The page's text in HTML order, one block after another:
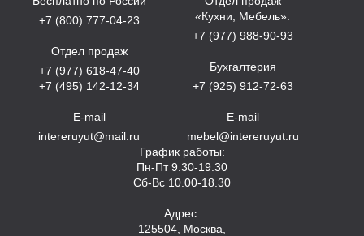
+7 (800) 777-04-23
Отдел продаж
+7 (977) 618-47-40
+7 (495) 142-12-34
E-mail
intereruyut@mail.ru
«Кухни, Мебель»:
+7 (977) 988-90-93
Бухгалтерия
+7 (925) 912-72-63
E-mail
mebel@intereruyut.ru
График работы:
Пн-Пт 9.30-19.30
Сб-Вс 10.00-18.30
Адрес:
125504, Москва,